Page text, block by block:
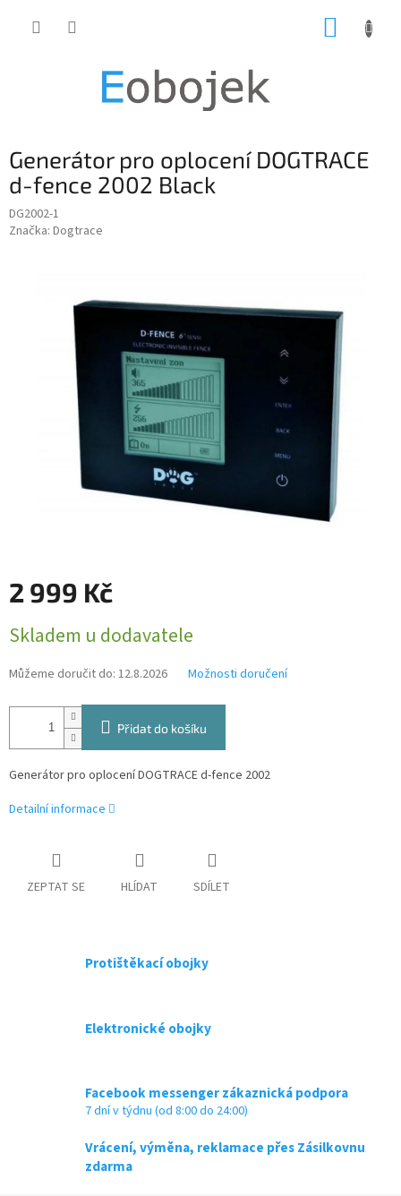
Generátor pro oplocení DOGTRACE
d-fence 2002 Black
DG2002-1
Značka: Dogtrace
2 999 Kč
cena:
Skladem u dodavatele
Můžeme doručit do: 12.8.2026 Možnosti doručení
Přidat do košíku
Generátor pro oplocení DOGTRACE d-fence 2002
Detailní informace
ZEPTAT SE HLÍDAT SDÍLET
Protištěkací obojky
Elektronické obojky
Facebook messenger zákaznická podpora
7 dní v týdnu (od 8:00 do 24:00)
Vrácení, výměna, reklamace přes Zásilkovnu
zdarma